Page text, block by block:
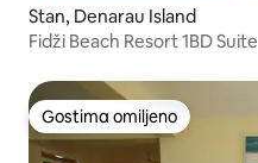
Stan, Denarau Island
Fidži Beach Resort 1BD Suite
Gostima omiljeno
Gostima omiljeno